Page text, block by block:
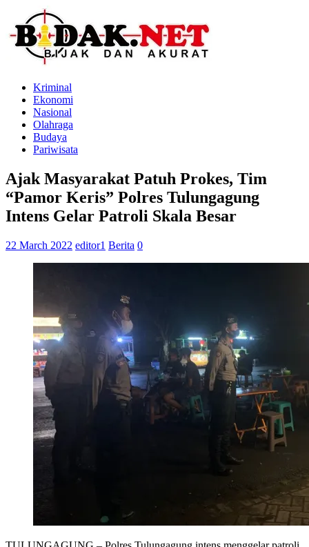
Kriminal
Ekonomi
Nasional
Olahraga
Budaya
Pariwisata
Ajak Masyarakat Patuh Prokes, Tim
“Pamor Keris” Polres Tulungagung
Intens Gelar Patroli Skala Besar
22 March 2022 editor1 Berita 0